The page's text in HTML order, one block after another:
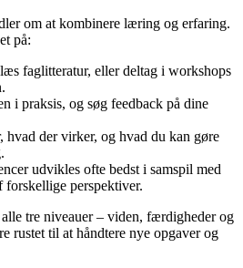
om at kombinere læring og erfaring.
på:
faglitteratur, eller deltag i workshops
i praksis, og søg feedback på dine
hvad der virker, og hvad du kan gøre
udvikles ofte bedst i samspil med
perspektiver.
tre niveauer – viden, færdigheder og
rustet til at håndtere nye opgaver og